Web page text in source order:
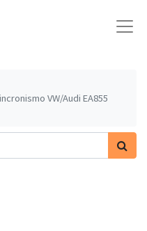
VW/Audi EA855